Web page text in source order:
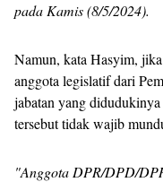
pada Kamis (8/5/2024).
Namun, kata Hasyim,
anggota legislatif dari
jabatan yang
tersebut tidak wajib
"Anggota DPR/DPD/